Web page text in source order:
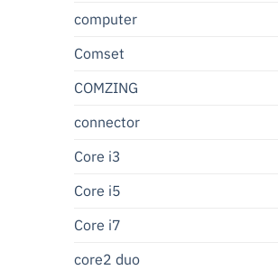
computer
Comset
COMZING
connector
Core i3
Core i5
Core i7
core2 duo